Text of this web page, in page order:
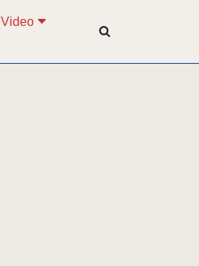
Video